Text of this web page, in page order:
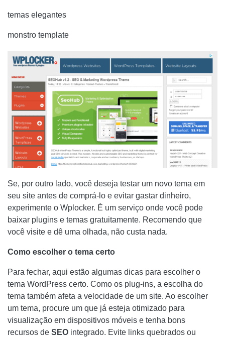
temas elegantes
monstro template
Se, por outro lado, você deseja testar um novo tema em
seu site antes de comprá-lo e evitar gastar dinheiro,
experimente o Wplocker. É um serviço onde você pode
baixar plugins e temas gratuitamente. Recomendo que
você visite e dê uma olhada, não custa nada.
Como escolher o tema certo
Para fechar, aqui estão algumas dicas para escolher o
tema WordPress certo. Como os plug-ins, a escolha do
tema também afeta a velocidade de um site. Ao escolher
um tema, procure um que já esteja otimizado para
visualização em dispositivos móveis e tenha bons
recursos de SEO integrado. Evite links quebrados ou